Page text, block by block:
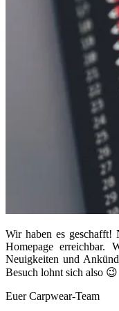
Wir haben es geschafft!
Homepage
Neuigkeiten und
Besuch lohnt sich also 😉
Euer Carpwear-Team